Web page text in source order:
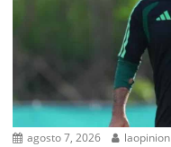
agosto 7, 2026 laopinion